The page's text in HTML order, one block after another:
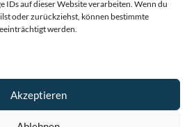
IDs auf dieser Website verarbeiten. Wenn du
oder zurückziehst, können bestimmte
werden.
Akzeptieren